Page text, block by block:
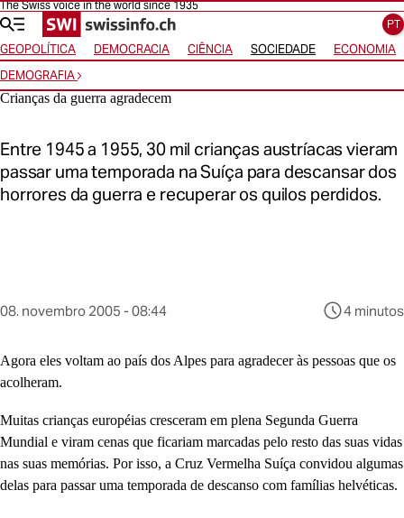
Ir para a página inicial
Ir para a navegação
Ir para a navegação horizontal
Ir para a seleção de idioma
Ir para o conteúdo
The Swiss voice in the world since 1935
PT
GEOPOLÍTICA DEMOCRACIA CIÊNCIA SOCIEDADE
ECONOMIA
DEMOGRAFIA
Crianças da guerra agradecem
Entre 1945 a 1955, 30 mil crianças austríacas vieram
passar uma temporada na Suíça para descansar dos
horrores da guerra e recuperar os quilos perdidos.
Este
publicado
em
08. novembro 2005 - 08:44 4 minutos
Agora eles voltam ao país dos Alpes para agradecer às pessoas que os
acolheram.
Muitas crianças européias cresceram em plena Segunda Guerra
Mundial e viram cenas que ficariam marcadas pelo resto das suas vidas
nas suas memórias. Por isso, a Cruz Vermelha Suíça convidou algumas
delas para passar uma temporada de descanso com famílias helvéticas.